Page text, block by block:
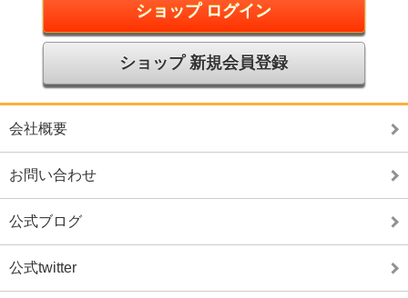
ショップ ログイン
ショップ 新規会員登録
会社概要
お問い合わせ
公式ブログ
公式twitter